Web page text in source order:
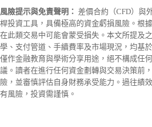
風險提示與免責聲明： 差價合約（CFD）與
桿投資工具，具備極高的資金虧損風險。根
在此類交易中可能會蒙受損失。本文所提及
學、支付管道、手續費率及市場現況，均基
僅作金融教育與學術分享用途，絕不構成任
議。讀者在進行任何資金劃轉與交易決策前
險，並審慎評估自身財務承受能力。過往績
有風險，投資需謹慎。